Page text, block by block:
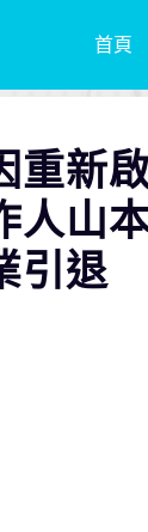
首頁
重新
人山
引退